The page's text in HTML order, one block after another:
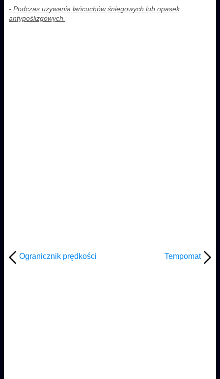
- Podczas używania łańcuchów śniegowych lub opasek
antypoślizgowych.
Ogranicznik prędkości Tempomat